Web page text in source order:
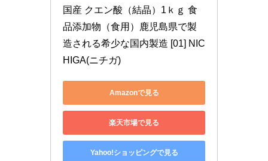
国産 クエン酸（結晶）1ｋｇ 食
品添加物（食用）鹿児島県で製
造される希少な国内製造 [01] NIC
HIGA(ニチガ)
Amazonで見る
楽天市場で見る
Yahoo!ショッピングで見る